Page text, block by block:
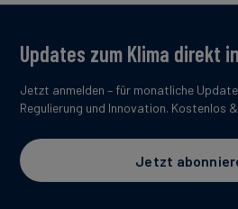
Updates zum Klima direkt
Jetzt anmelden – für monatliche
Regulierung und Innovation. Kostenlos
Jetzt